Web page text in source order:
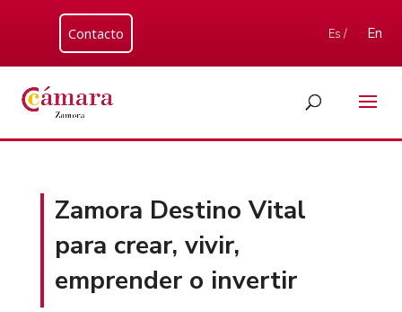
Contacto Es / En
Zamora Destino Vital
para crear, vivir,
emprender o invertir